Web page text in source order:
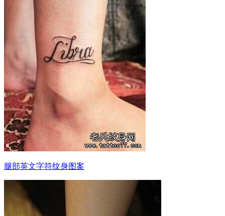
腿部英文字符纹身图案